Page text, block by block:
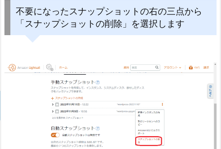
不要になったスナップショットの右の三点から
「スナップショットの削除」を選択します